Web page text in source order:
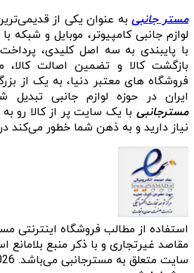
مستر جانبیبه عنوان یکی از
لوازم جانبی کامپیوتر، موبایل و
بازگشت کالا و تضمین اصالت
فروشگاه‌ های معتبر دنیا، به یک از
ایران در حوزه لوازم جانبی
مسترجانبی با یک سایت پر از کالا رو
نیاز دارید و به ذهن شما خطور می‌کند
استفاده از مطالب فروشگاه اینترنتی
مقاصد غیرتجاری و با ذکر منبع
سایت متعلق به مسترجانبی می‌باشد. Copyright © 2012 - 2026